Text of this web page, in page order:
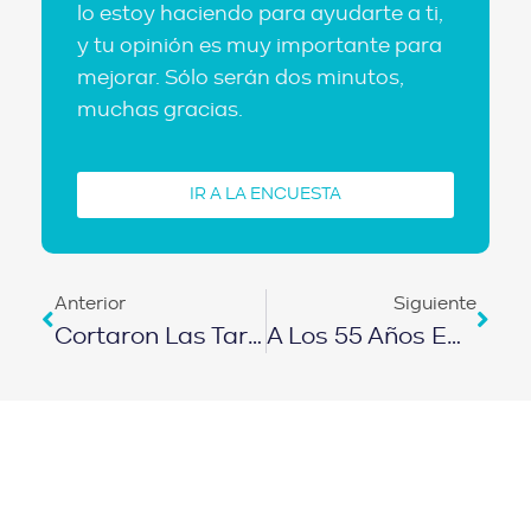
lo estoy haciendo para ayudarte a ti,
y tu opinión es muy importante para
mejorar. Sólo serán dos minutos,
muchas gracias.
IR A LA ENCUESTA
Anterior
Cortaron Las Tarjetas, Vendieron La Casa Y Cambiaron Su Vida | EPISODIO 556
Siguiente
A Los 55 Años Empezó Desde CERO… Hoy Tiene Libertad Financiera | EPISODIO 557